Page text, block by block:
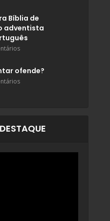
Bíblia de
adventista
ofende?